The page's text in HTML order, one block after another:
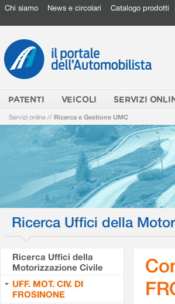
Chi siamo News e circolari Catalogo prodotti
PATENTI VEICOLI SERVIZI
Servizi online // Ricerca e Gestione UMC
Ricerca Uffici della
Ricerca Uffici della
Motorizzazione Civile
UFF. MOT. CIV. DI
FROSINONE